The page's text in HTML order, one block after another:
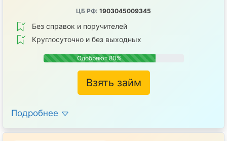
ЦБ РФ: 1903045009345
Без справок и поручителей
Круглосуточно и без выходных
Одобряют 80%
Взять займ
Подробнее